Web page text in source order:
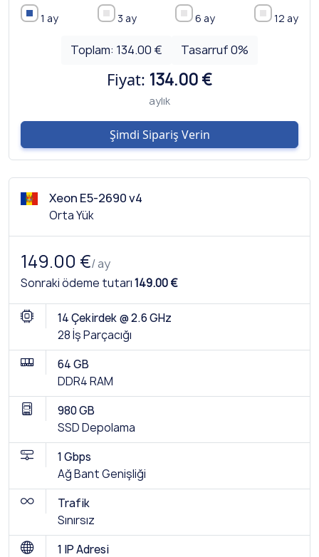
1 ay 3 ay 6 ay 12 ay
Toplam: 134.00 € Tasarruf0%
Fiyat: 134.00 €
aylık
Şimdi Sipariş Verin
Xeon E5-2690 v4
Orta Yük
149.00 €/ ay
Sonraki ödeme tutarı149.00 €
14 Çekirdek @ 2.6 GHz
28 İş Parçacığı
64 GB
DDR4 RAM
980 GB
SSD Depolama
1 Gbps
Ağ Bant Genişliği
Trafik
Sınırsız
1 IP Adresi